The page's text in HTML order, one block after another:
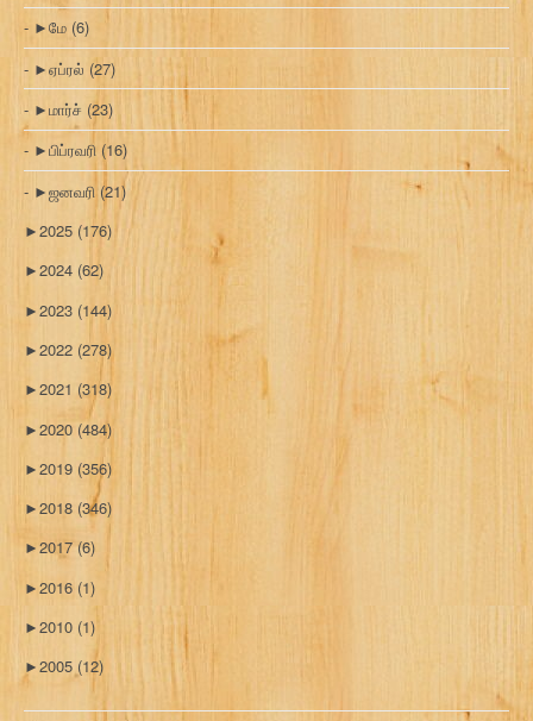
►மே (6)
►ஏப்ரல் (27)
►மார்ச் (23)
►பிப்ரவரி (16)
►ஜனவரி (21)
►2025 (176)
►2024 (62)
►2023 (144)
►2022 (278)
►2021 (318)
►2020 (484)
►2019 (356)
►2018 (346)
►2017(6)
►2016 (1)
►2010 (1)
►2005 (12)